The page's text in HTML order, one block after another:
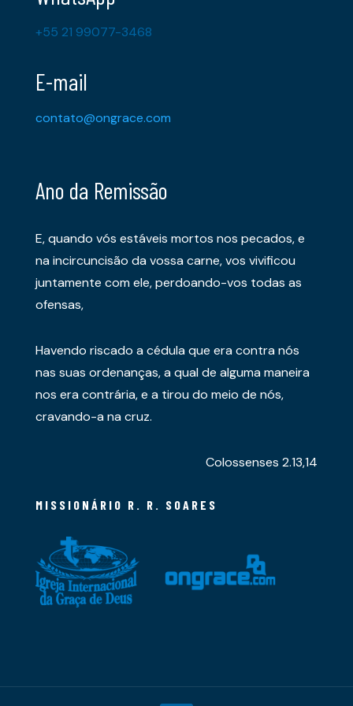
+55 21 99077-3468
E-mail
contato@ongrace.com
Ano da Remissão
E, quando vós estáveis mortos nos pecados, e
na incircuncisão da vossa carne, vos vivificou
juntamente com ele, perdoando-vos todas as
ofensas,
Havendo riscado a cédula que era contra nós
nas suas ordenanças, a qual de alguma maneira
nos era contrária, e a tirou do meio de nós,
cravando-a na cruz.
Colossenses 2.13,14
MISSIONÁRIO R. R. SOARES